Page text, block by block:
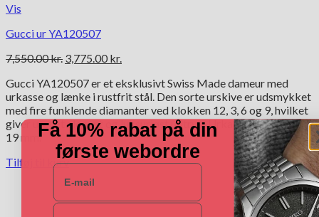
Vis
Gucci ur YA120507
7,550.00kr. Den
pris
var:
7,550.00 kr..
3,775.00 kr.
pris
er:
3,775.00 kr..
Gucci YA120507 er et eksklusivt Swiss Made dameur med
urkasse og lænke i rustfrit stål. Den sorte urskive er udsmykket
med fire funklende diamanter ved klokken 12, 3, 6 og 9, hvilket
giver uret et elegant og luksuriøst udtryk. Urkassen måler 28 x
19 mm.
Tilføj til kurv
Få 10% rabat på din
første webordre
E-mail
Navn